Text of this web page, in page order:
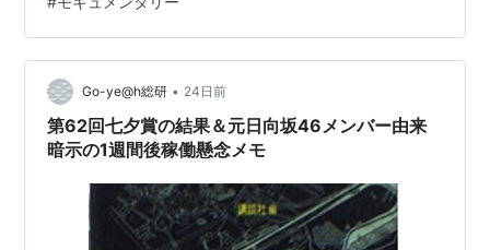
ではなく「東品川」である。「ASAYAN」などの番組は
ここで作られた。（芝浦運河を挟んだ反対側が本当の
「天王洲アイル」）
特徴
以下の特徴がある。
放送特番
わかりません。また、「お心あたりの方は御連絡をお願
いいたします。」と書かれています。 本書の帯の裏 帯の
裏側には、「日本中を震撼させた異色モキュメンタリー
番組。失踪した女性を探し続けた本当の理由は―…
Go-ye@h総研 • 24日前
第62回七夕賞の結果＆元日向坂46メンバー由来
暗示の1週間後稼働懸念メモ